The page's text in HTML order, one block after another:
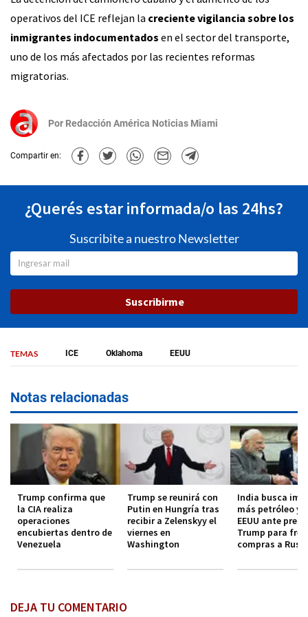
operativos del ICE reflejan la creciente vigilancia sobre los
inmigrantes indocumentados en el sector del transporte,
uno de los más afectados por las recientes reformas
migratorias.
Por Redacción América Noticias Miami
Compartir en:
¿Querés estar informada/o las 24hs?
Suscribite a nuestro Newsletter
Suscribirme
TEMAS ICE Oklahoma EEUU
Notas relacionadas
Trump confirma que
la CIA realiza
operaciones
encubiertas dentro de
Venezuela
Trump se reunirá con
Putin en Hungría tras
recibir a Zelenskyy el
viernes en
Washington
India busca
más petróleo y
EEUU ante
Trump para
compras a Rusia
DEJA TU COMENTARIO